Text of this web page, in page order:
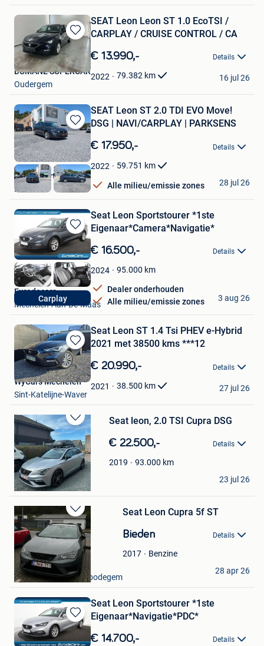
Bewaren
in
Mijn
Favorieten
SEAT Leon Leon ST 1.0 EcoTSI /
CARPLAY / CRUISE CONTROL / CA
€ 13.990,- Details
2022 79.382 km
DUMANE SUPERCAR
Oudergem
16 jul 26
Bewaren
in
Mijn
Favorieten
SEAT Leon ST 2.0 TDI EVO Move!
DSG | NAVI/CARPLAY | PARKSENS
€ 17.950,- Details
2022 59.751 km
Alle milieu/emissie zones
Auto's Martin
Heusden
28 jul 26
Bewaren
in
Mijn
Favorieten
Carplay
Seat Leon Sportstourer *1ste
Eigenaar*Camera*Navigatie*
€ 16.500,- Details
2024 95.000 km
Dealer onderhouden
Alle milieu/emissie zones
Eurodecars
Mechelen-Aan-De-Maas
3 aug 26
Bewaren
in
Mijn
Favorieten
Seat Leon ST 1.4 Tsi PHEV e-Hybrid
2021 met 38500 kms ***12
€ 20.990,- Details
2021 38.500 km
WyCars Mechelen
Sint-Katelijne-Waver
27 jul 26
Bewaren
in
Mijn
Favorieten
Seat leon, 2.0 TSI Cupra DSG
€ 22.500,- Details
2019 93.000 km
maikavdv
Geraardsbergen
23 jul 26
Bewaren
in
Mijn
Favorieten
Seat Leon Cupra 5f ST
Bieden Details
2017
Benzine
Ivone Fernandes
Haaltert + Deel Erembodegem
28 apr 26
Bewaren
in
Seat Leon Sportstourer *1ste
Eigenaar*Navigatie*PDC*
€ 14.700,- Details